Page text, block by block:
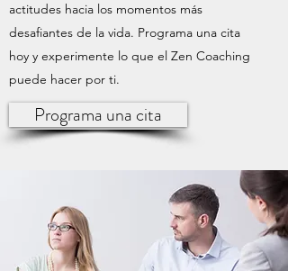
actitudes hacia los momentos más
desafiantes de la vida. Programa una cita
hoy y experimente lo que el Zen Coaching
puede hacer por ti.
Programa una cita